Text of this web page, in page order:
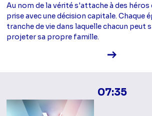
Au nom de la vérité s'attache à des héros
prise avec une décision capitale. Chaque
tranche de vie dans laquelle chacun peut
projeter sa propre famille.
Voir la
07:35